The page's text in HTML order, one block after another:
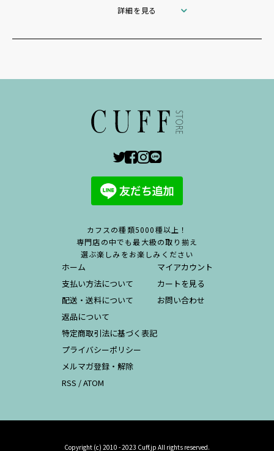
詳細を見る
カフスの種類5000種以上！
専門店の中でも最大級の取り揃え
選ぶ楽しみをお楽しみください
ホーム
支払い方法について
配送・送料について
返品について
特定商取引法に基づく表記
プライバシーポリシー
メルマガ登録・解除
RSS /ATOM
マイアカウント
カートを見る
お問い合わせ
Copyright (c) 2010 - 2023 Cuff.jp All rights reserved.